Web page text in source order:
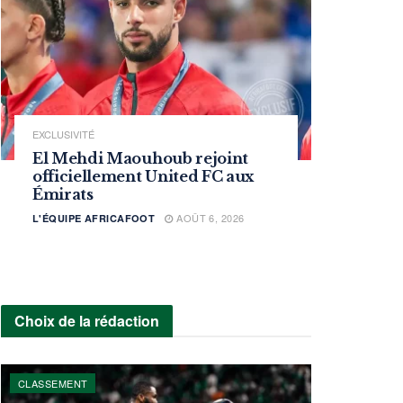
EXCLUSIVITÉ
El Mehdi Maouhoub rejoint
officiellement United FC aux
Émirats
L'ÉQUIPE AFRICAFOOT AOÛT 6, 2026
Choix de la rédaction
CLASSEMENT